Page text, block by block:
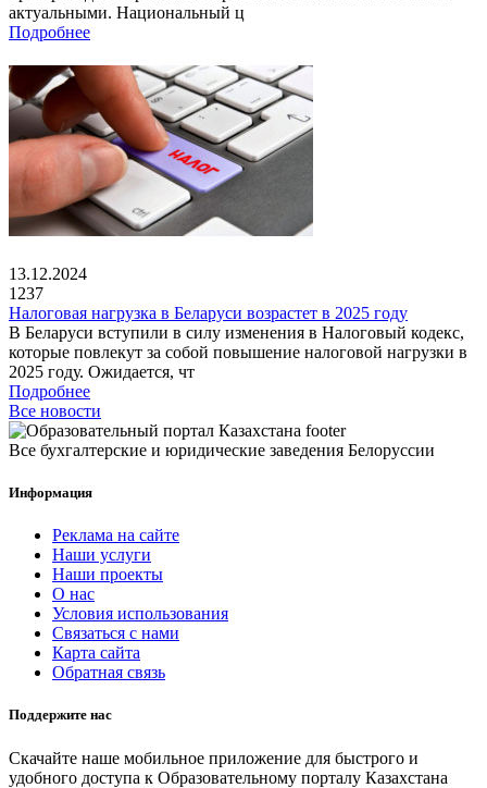
актуальными. Национальный ц
Подробнее
13.12.2024
1237
Налоговая нагрузка в Беларуси возрастет в 2025 году
В Беларуси вступили в силу изменения в Налоговый кодекс,
которые повлекут за собой повышение налоговой нагрузки в
2025 году. Ожидается, чт
Подробнее
Все новости
Все бухгалтерские и юридические заведения Белоруссии
Информация
Реклама на сайте
Наши услуги
Наши проекты
О нас
Условия использования
Связаться с нами
Карта сайта
Обратная связь
Поддержите нас
Скачайте наше мобильное приложение для быстрого и
удобного доступа к Образовательному порталу Казахстана